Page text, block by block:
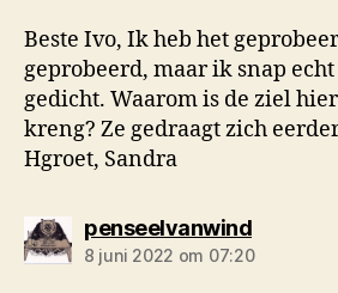
Beste Ivo, Ik heb het
geprobeerd, maar ik snap
gedicht. Waarom is de ziel
kreng? Ze gedraagt zich
Hgroet, Sandra
penseelvanwindzegt:
8 juni 2022 om 07:20